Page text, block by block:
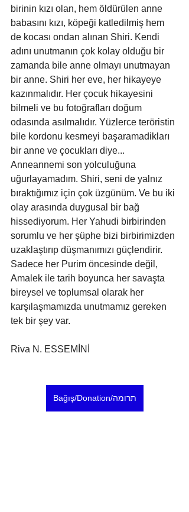
birinin kızı olan, hem öldürülen anne
babasını kızı, köpeği katledilmiş hem
de kocası ondan alınan Shiri. Kendi
adını unutmanın çok kolay olduğu bir
zamanda bile anne olmayı unutmayan
bir anne. Shiri her eve, her hikayeye
kazınmalıdır. Her çocuk hikayesini
bilmeli ve bu fotoğrafları doğum
odasında asılmalıdır. Yüzlerce teröristin
bile kordonu kesmeyi başaramadikları
bir anne ve çocukları diye...
Anneannemi son yolculuğuna
uğurlayamadım. Shiri, seni de yalnız
bıraktığımız için çok üzgünüm. Ve bu iki
olay arasında duygusal bir bağ
hissediyorum. Her Yahudi birbirinden
sorumlu ve her şüphe bizi birbirimizden
uzaklaştırıp düşmanımızı güçlendirir.
Sadece her Purim öncesinde değil,
Amalek ile tarih boyunca her savaşta
bireysel ve toplumsal olarak her
karşılaşmamızda unutmamız gereken
tek bir şey var.
Riva N. ESSEMİNİ
Bağış/Donation/תרומה